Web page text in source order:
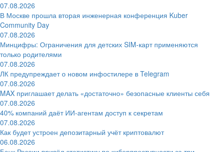
07.08.2026
В Москве прошла вторая инженерная конференция Kuber
Community Day
07.08.2026
Минцифры: Ограничения для детских SIM-карт применяются
только родителями
07.08.2026
ЛК предупреждает о новом инфостилере в Telegram
07.08.2026
MAX приглашает делать «достаточно» безопасные клиенты себя
07.08.2026
40% компаний даёт ИИ‑агентам доступ к секретам
07.08.2026
Как будет устроен депозитарный учёт криптовалют
06.08.2026